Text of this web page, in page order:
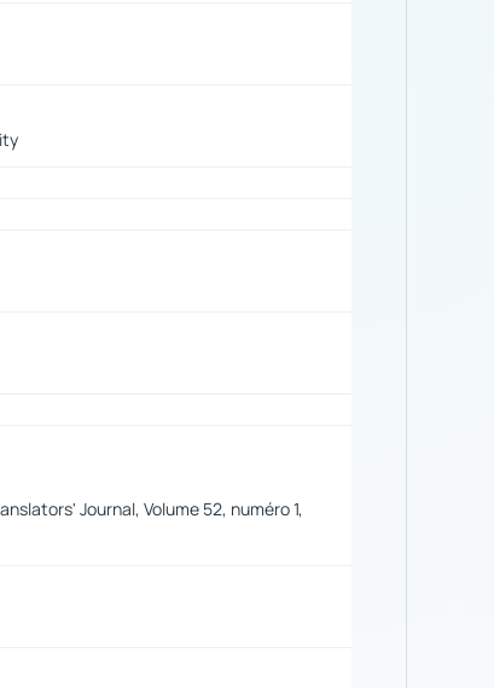
Journal, Volume 52, numéro 1,